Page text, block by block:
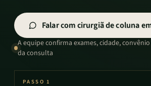
Falar com cirurgiã de coluna
A equipe confirma exames, cidade,
da consulta
PASSO1